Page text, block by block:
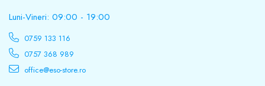
Luni-Vineri: 09:00 - 19:00
0759 133 116
0757 368 989
office@eso-store.ro